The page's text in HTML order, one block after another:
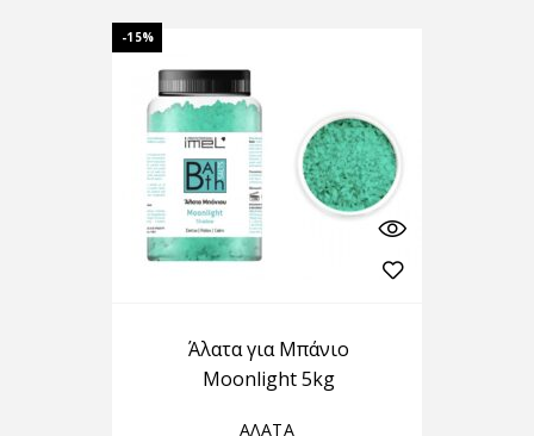
-15%
Άλατα για Μπάνιο
Moonlight 5kg
ΑΛΑΤΑ